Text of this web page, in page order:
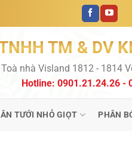
TM & DV
nhà Visland 1812 - 1814
Hotline: 0901.21.24.26 -
TƯỚI NHỎ GIỌT PHÂN